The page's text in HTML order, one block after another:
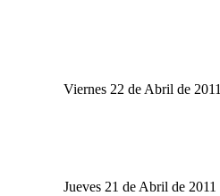
Viernes 22 de Abril de 2011
Jueves 21 de Abril de 2011